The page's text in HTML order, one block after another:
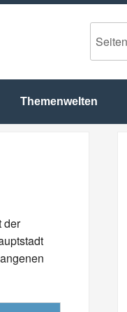
Themenwelten
der